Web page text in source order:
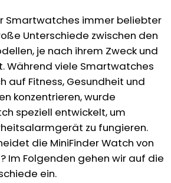
Smartwatches immer beliebter
Unterschiede zwischen den
je nach ihrem Zweck und
Während viele Smartwatches
auf Fitness, Gesundheit und
konzentrieren, wurde
speziell entwickelt, um
zu fungieren.
die MiniFinder Watch von
Im Folgenden gehen wir auf die
ein.